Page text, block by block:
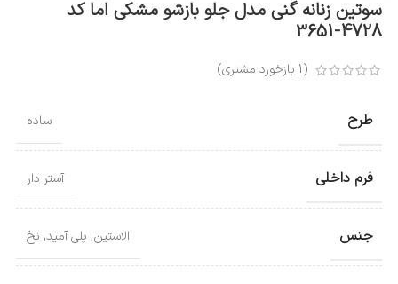
سوتین زنانه گنی مدل جلو بازشو مشکی اما کد
4728-3651
(
1 بازخورد مشتری)
طرح ساده
فرم داخلی آستر دار
جنس الاستین, پلی آمید, نخ